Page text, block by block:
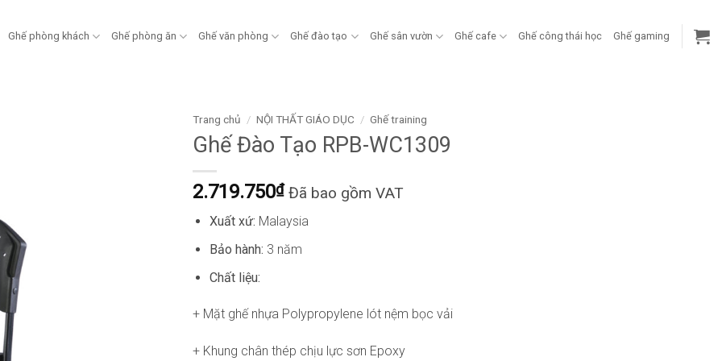
Ghế phòng khách Ghế phòng ăn Ghế văn phòng Ghế đào tạo Ghế sân vườn Ghế cafe Ghế công thái học Ghế gaming
Trang chủ / NỘI THẤT GIÁO DỤC / Ghế training
Ghế Đào Tạo RPB-WC1309
2.719.750₫ Đã bao gồm VAT
Xuất xứ: Malaysia
Bảo hành: 3 năm
Chất liệu:
+ Mặt ghế nhựa Polypropylene lót nệm bọc vải
+ Khung chân thép chịu lực sơn Epoxy